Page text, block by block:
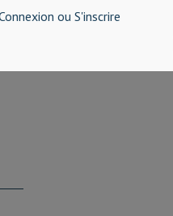
ou S'inscrire